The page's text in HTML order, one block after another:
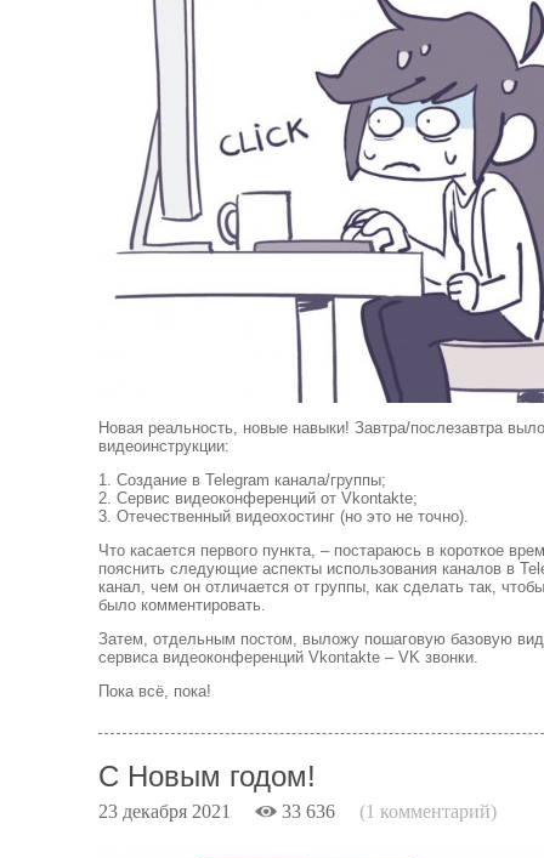
Новая реальность, новые навыки! Завтра/послезавтра
видеоинструкции:
1. Создание в Telegram канала/группы;
2. Сервис видеоконференций от Vkontakte;
3. Отечественный видеохостинг (но это не точно).
Что касается первого пункта, – постараюсь в короткое
пояснить следующие аспекты использования каналов в
канал, чем он отличается от группы, как сделать так,
было комментировать.
Затем, отдельным постом, выложу пошаговую базовую
сервиса видеоконференций Vkontakte – VK звонки.
Пока всё, пока!
С Новым годом!
23 декабря 2021 33 636 (1 комментарий)